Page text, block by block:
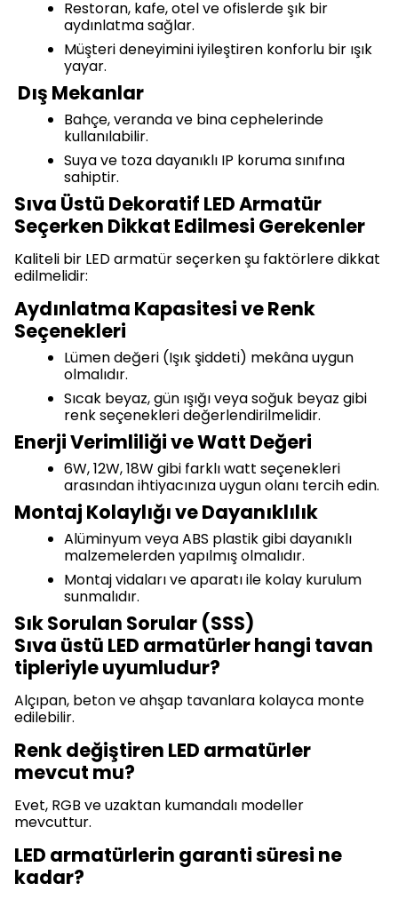
Restoran, kafe, otel ve ofislerde şık bir
aydınlatma sağlar.
Müşteri deneyimini iyileştiren konforlu bir ışık
yayar.
Dış Mekanlar
Bahçe, veranda ve bina cephelerinde
kullanılabilir.
Suya ve toza dayanıklı IP koruma sınıfına
sahiptir.
Sıva Üstü Dekoratif LED Armatür
Seçerken Dikkat Edilmesi Gerekenler
Kaliteli bir LED armatür seçerken şu faktörlere dikkat
edilmelidir:
Aydınlatma Kapasitesi ve Renk
Seçenekleri
Lümen değeri (Işık şiddeti) mekâna uygun
olmalıdır.
Sıcak beyaz, gün ışığı veya soğuk beyaz gibi
renk seçenekleri değerlendirilmelidir.
Enerji Verimliliği ve Watt Değeri
6W, 12W, 18W gibi farklı watt seçenekleri
arasından ihtiyacınıza uygun olanı tercih edin.
Montaj Kolaylığı ve Dayanıklılık
Alüminyum veya ABS plastik gibi dayanıklı
malzemelerden yapılmış olmalıdır.
Montaj vidaları ve aparatı ile kolay kurulum
sunmalıdır.
Sık Sorulan Sorular (SSS)
Sıva üstü LED armatürler hangi tavan
tipleriyle uyumludur?
Alçıpan, beton ve ahşap tavanlara kolayca monte
edilebilir.
Renk değiştiren LED armatürler
mevcut mu?
Evet, RGB ve uzaktan kumandalı modeller
mevcuttur.
LED armatürlerin garanti süresi ne
kadar?